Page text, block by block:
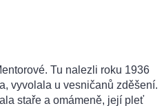
Tu nalezli roku 1936
vyvolala u vesničanů zděšení.
staře a omámeně, její pleť